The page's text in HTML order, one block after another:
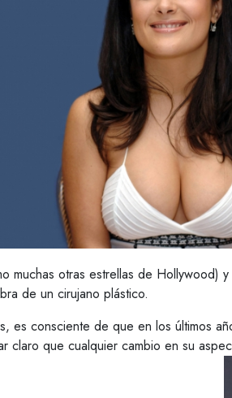
muchas otras estrellas de Hollywood)
de un cirujano plástico.
es consciente de que en los últimos
que cualquier cambio en su